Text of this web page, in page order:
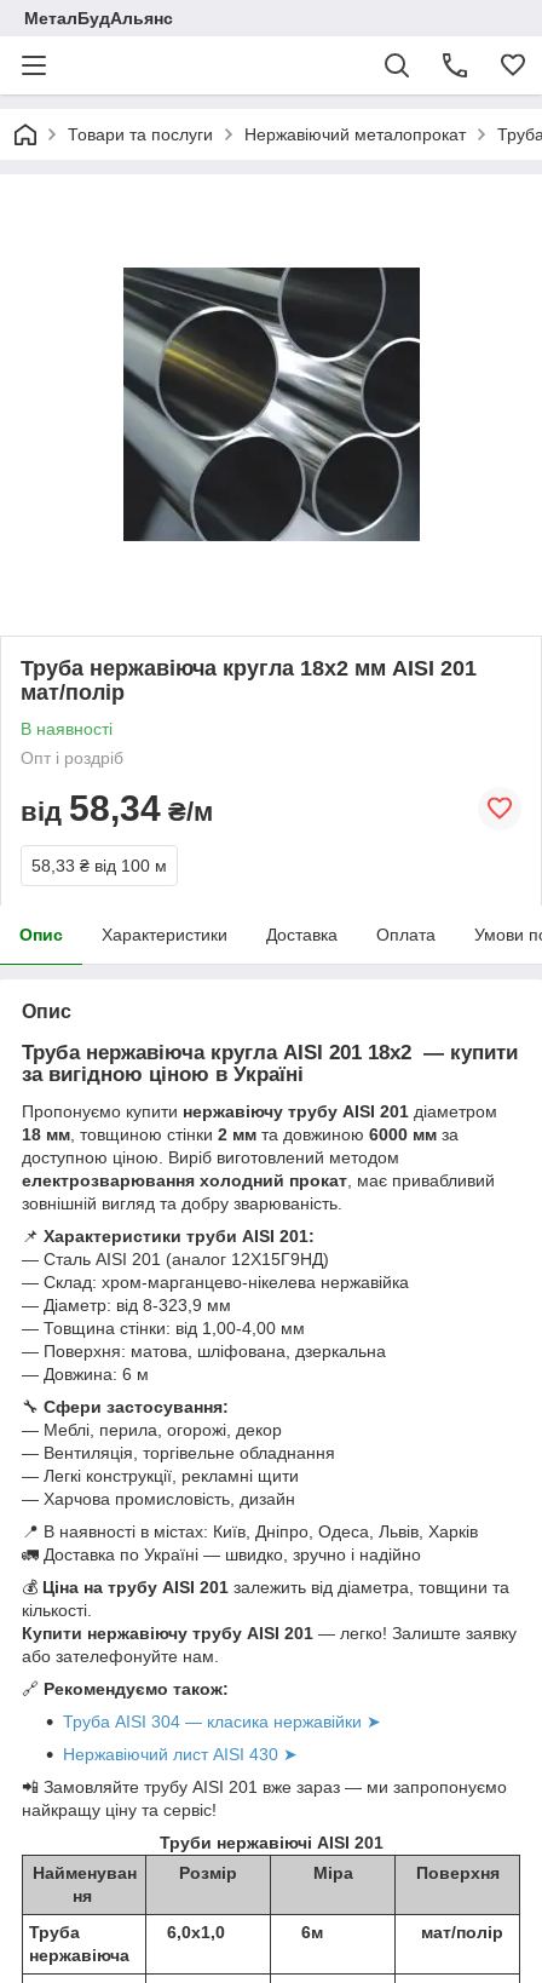
МеталБудАльянс
Товари та послуги Нержавіючий металопрокат
Труба нержавіюча кругла 18х2 мм AISI 201
мат/полір
В наявності
Опт і роздріб
від 58,34 ₴/м
58,33 ₴ від 100 м
Опис Характеристики Доставка Оплата Умови
Опис
Труба нержавіюча кругла AISI 201 18х2 — купити
за вигідною ціною в Україні
Пропонуємо купити нержавіючу трубу AISI 201 діаметром
18 мм , товщиною стінки 2 мм та довжиною 6000 мм за
доступною ціною. Виріб виготовлений методом
електрозварювання холодний прокат , має привабливий
зовнішній вигляд та добру зварюваність.
📌 Характеристики труби AISI 201:
— Сталь AISI 201 (аналог 12Х15Г9НД)
— Склад: хром-марганцево-нікелева нержавійка
— Діаметр: від 8-323,9 мм
— Товщина стінки: від 1,00-4,00 мм
— Поверхня: матова, шліфована, дзеркальна
— Довжина: 6 м
🔧 Сфери застосування:
— Меблі, перила, огорожі, декор
— Вентиляція, торгівельне обладнання
— Легкі конструкції, рекламні щити
— Харчова промисловість, дизайн
📍 В наявності в містах: Київ, Дніпро, Одеса, Львів, Харків
🚛 Доставка по Україні — швидко, зручно і надійно
💰 Ціна на трубу AISI 201 залежить від діаметра, товщини та
кількості.
Купити нержавіючу трубу AISI 201 — легко! Залиште заявку
або зателефонуйте нам.
🔗 Рекомендуємо також:
Труба AISI 304 — класика нержавійки ➤
Нержавіючий лист AISI 430 ➤
📲 Замовляйте трубу AISI 201 вже зараз — ми запропонуємо
найкращу ціну та сервіс!
Труби нержавіючі AISI 201
Найменуван
ня
Розмір Міра Поверхня
Труба
нержавіюча
6,0х1,0 6м мат/полір